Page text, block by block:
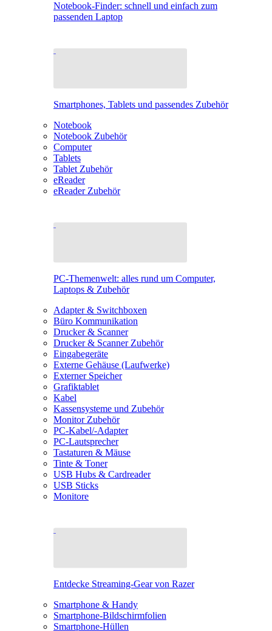
Notebook-Finder: schnell und einfach zum
passenden Laptop
Smartphones, Tablets und passendes Zubehör
Notebook
Notebook Zubehör
Computer
Tablets
Tablet Zubehör
eReader
eReader Zubehör
PC-Themenwelt: alles rund um Computer,
Laptops & Zubehör
Adapter & Switchboxen
Büro Kommunikation
Drucker & Scanner
Drucker & Scanner Zubehör
Eingabegeräte
Externe Gehäuse (Laufwerke)
Externer Speicher
Grafiktablet
Kabel
Kassensysteme und Zubehör
Monitor Zubehör
PC-Kabel/-Adapter
PC-Lautsprecher
Tastaturen & Mäuse
Tinte & Toner
USB Hubs & Cardreader
USB Sticks
Monitore
Entdecke Streaming-Gear von Razer
Smartphone & Handy
Smartphone-Bildschirmfolien
Smartphone-Hüllen